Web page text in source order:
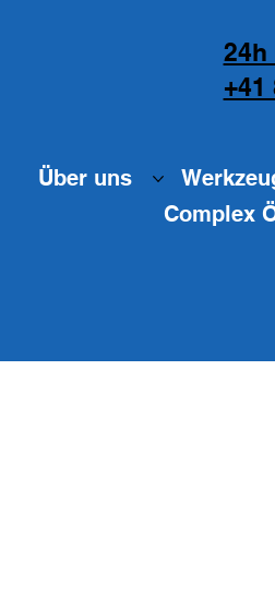
24h
+41
Über uns
Complex